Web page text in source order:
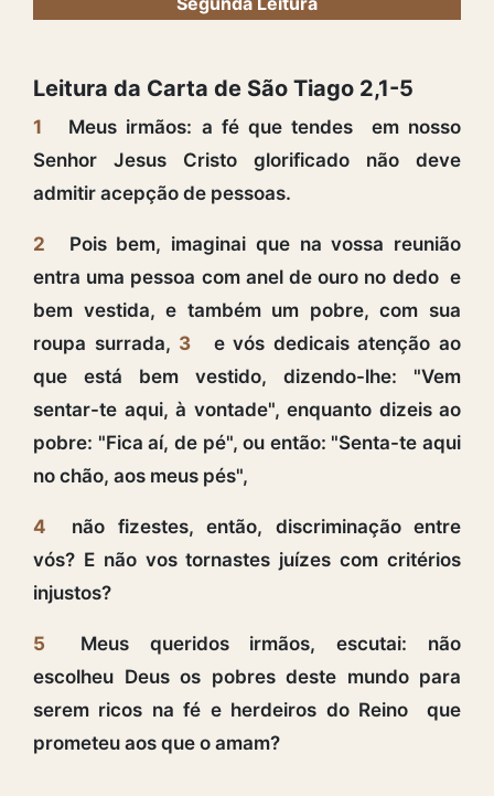
Leitura da Carta de São Tiago 2,1-5
1
Meus irmãos: a fé que tendes em nosso
Senhor Jesus Cristo glorificado não deve
admitir acepção de pessoas.
2
Pois bem, imaginai que na vossa reunião
entra uma pessoa com anel de ouro no dedo e
bem vestida, e também um pobre, com sua
roupa surrada, 3
e vós dedicais atenção ao
que está bem vestido, dizendo-lhe: "Vem
sentar-te aqui, à vontade", enquanto dizeis ao
pobre: "Fica aí, de pé", ou então: "Senta-te aqui
no chão, aos meus pés",
4
não fizestes, então, discriminação entre
vós? E não vos tornastes juízes com critérios
injustos?
5
Meus queridos irmãos, escutai: não
escolheu Deus os pobres deste mundo para
serem ricos na fé e herdeiros do Reino que
prometeu aos que o amam?